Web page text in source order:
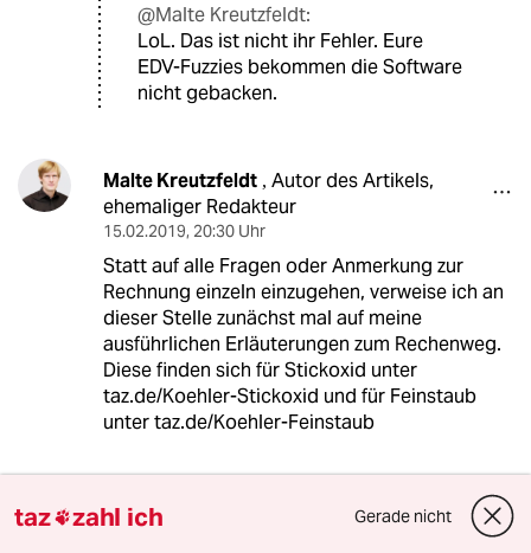
@Malte Kreutzfeldt:
LoL. Das ist nicht ihr Fehler. Eure
EDV-Fuzzies bekommen die Software
nicht gebacken.
Malte Kreutzfeldt, Autor des Artikels,
ehemaliger Redakteur
15.02.2019, 20:30 Uhr
Statt auf alle Fragen oder Anmerkung zur
Rechnung einzeln einzugehen, verweise ich an
dieser Stelle zunächst mal auf meine
ausführlichen Erläuterungen zum Rechenweg.
Diese finden sich für Stickoxid unter
taz.de/Koehler-Stickoxid und für Feinstaub
unter taz.de/Koehler-Feinstaub
8G 81331 (Profil gelöscht)
taz zahl ich Gerade nicht